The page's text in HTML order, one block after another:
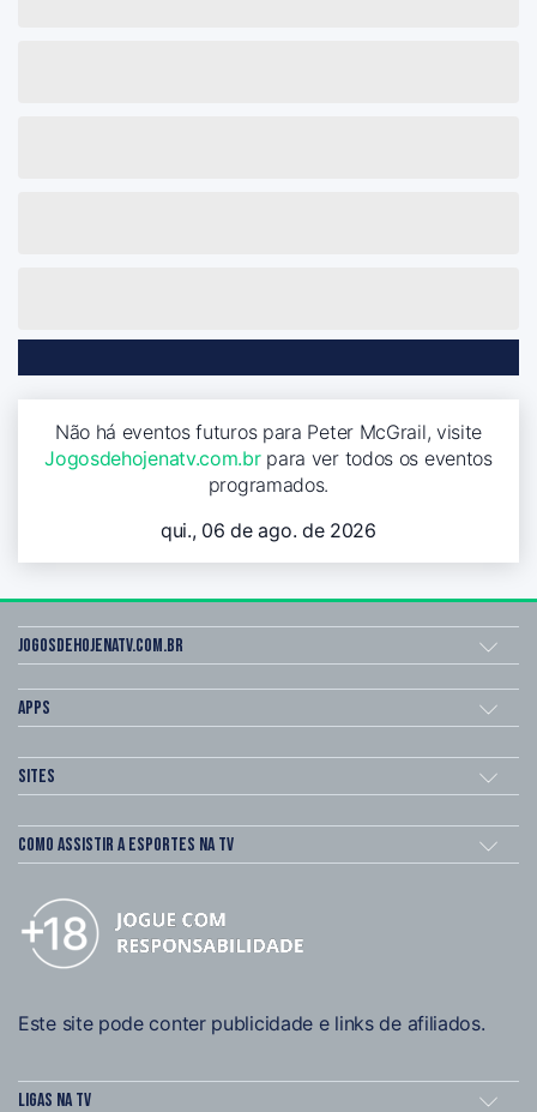
Não há eventos futuros para Peter McGrail, visite
Jogosdehojenatv.com.brpara ver todos os eventos
programados.
qui., 06 de ago. de 2026
Jogosdehojenatv.com.br
Apps
Sites
Como assistir a esportes na TV
Este site pode conter publicidade e links de afiliados.
Ligas na TV